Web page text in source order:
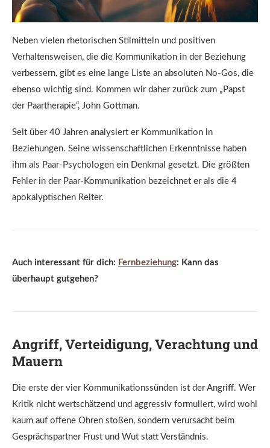
Neben vielen rhetorischen Stilmitteln und positiven
Verhaltensweisen, die die Kommunikation in der Beziehung
verbessern, gibt es eine lange Liste an absoluten No-Gos, die
ebenso wichtig sind. Kommen wir daher zurück zum „Papst
der Paartherapie“, John Gottman.
Seit über 40 Jahren analysiert er Kommunikation in
Beziehungen. Seine wissenschaftlichen Erkenntnisse haben
ihm als Paar-Psychologen ein Denkmal gesetzt. Die größten
Fehler in der Paar-Kommunikation bezeichnet er als die 4
apokalyptischen Reiter.
Auch interessant für dich: Fernbeziehung: Kann das
überhaupt gutgehen?
Angriff, Verteidigung, Verachtung und
Mauern
Die erste der vier Kommunikationssünden ist der Angriff. Wer
Kritik nicht wertschätzend und aggressiv formuliert, wird wohl
kaum auf offene Ohren stoßen, sondern verursacht beim
Gesprächspartner Frust und Wut statt Verständnis.